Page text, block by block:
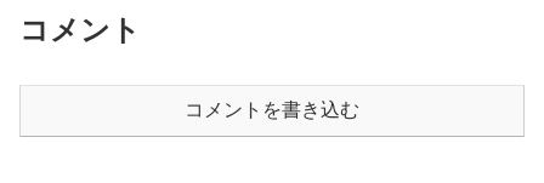
コメント
コメントを書き込む